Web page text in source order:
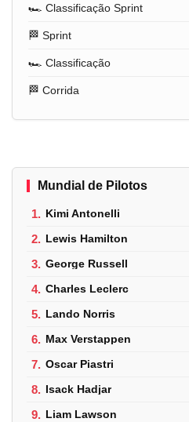
🏎️ Classificação Sprint
🏁 Sprint
🏎️ Classificação
🏁 Corrida
Mundial de Pilotos
1. Kimi Antonelli
2. Lewis Hamilton
3. George Russell
4. Charles Leclerc
5. Lando Norris
6. Max Verstappen
7. Oscar Piastri
8. Isack Hadjar
9. Liam Lawson